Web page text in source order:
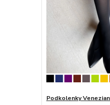
Podkolenky